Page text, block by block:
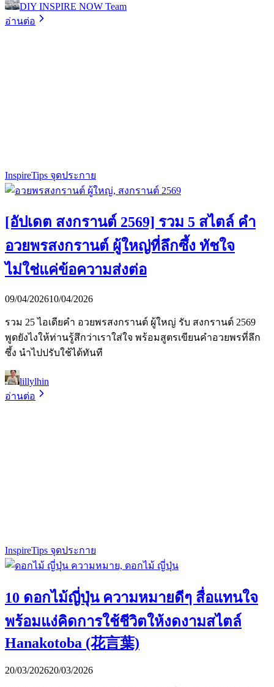
DIY INSPIRE NOW Team
อ่านต่อ
InspireTips จุดประกาย
[อัปเดต สงกรานต์ 2569] รวม 5 สไตล์ คำ
อวยพรสงกรานต์ ผู้ใหญ่ที่ลึกซึ้ง ทัชใจ
ไม่ใช่แค่ข้อความส่งต่อ
09/04/202610/04/2026
รวม 25 ไอเดียคำ อวยพรสงกรานต์ ผู้ใหญ่ รับ สงกรานต์ 2569
พูดยังไงให้ท่านรู้สึกว่าเราใส่ใจ พร้อมสูตรเขียนคำอวยพรที่ลึก
ซึ้ง นำไปปรับใช้ได้ทันที
lillylhin
อ่านต่อ
InspireTips จุดประกาย
10 ดอกไม้ญี่ปุ่น ความหมายดีๆ สื่อแทนใจ
พร้อมแง่คิดการใช้ชีวิตให้งดงามสไตล์
Hanakotoba (花言葉)
20/03/202620/03/2026